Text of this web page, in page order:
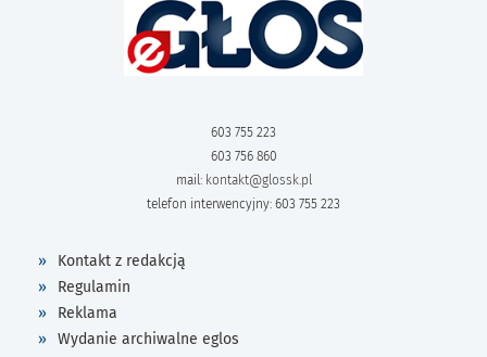
603 755 223
603 756 860
mail: kontakt@glossk.pl
telefon interwencyjny: 603 755 223
Kontakt z redakcją
Regulamin
Reklama
Wydanie archiwalne eglos